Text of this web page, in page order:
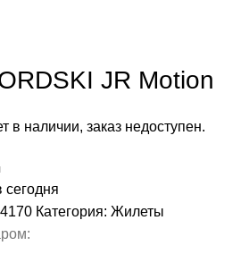
JR Motion
в наличии, заказ недоступен.
сегодня
Категория: Жилеты